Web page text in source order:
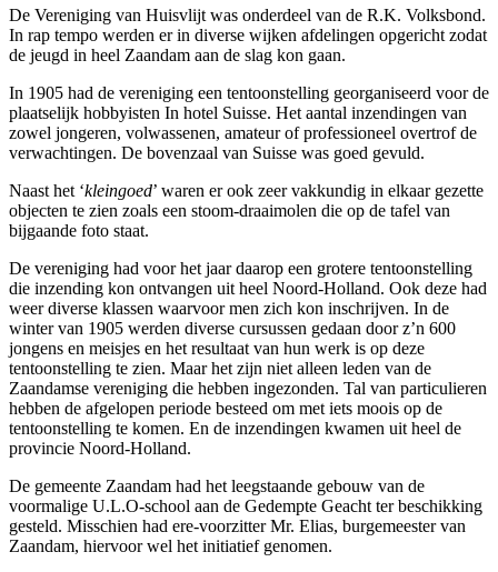
De Vereniging van Huisvlijt was onderdeel van de R.K. Volksbond.
In rap tempo werden er in diverse wijken afdelingen opgericht zodat
de jeugd in heel Zaandam aan de slag kon gaan.
In 1905 had de vereniging een tentoonstelling georganiseerd voor de
plaatselijk hobbyisten In hotel Suisse. Het aantal inzendingen van
zowel jongeren, volwassenen, amateur of professioneel overtrof de
verwachtingen. De bovenzaal van Suisse was goed gevuld.
Naast het ‘kleingoed’ waren er ook zeer vakkundig in elkaar gezette
objecten te zien zoals een stoom-draaimolen die op de tafel van
bijgaande foto staat.
De vereniging had voor het jaar daarop een grotere tentoonstelling
die inzending kon ontvangen uit heel Noord-Holland. Ook deze had
weer diverse klassen waarvoor men zich kon inschrijven. In de
winter van 1905 werden diverse cursussen gedaan door z’n 600
jongens en meisjes en het resultaat van hun werk is op deze
tentoonstelling te zien. Maar het zijn niet alleen leden van de
Zaandamse vereniging die hebben ingezonden. Tal van particulieren
hebben de afgelopen periode besteed om met iets moois op de
tentoonstelling te komen. En de inzendingen kwamen uit heel de
provincie Noord-Holland.
De gemeente Zaandam had het leegstaande gebouw van de
voormalige U.L.O-school aan de Gedempte Geacht ter beschikking
gesteld. Misschien had ere-voorzitter Mr. Elias, burgemeester van
Zaandam, hiervoor wel het initiatief genomen.